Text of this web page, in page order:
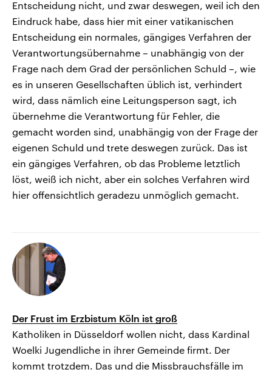
Entscheidung nicht, und zwar deswegen, weil ich den
Eindruck habe, dass hier mit einer vatikanischen
Entscheidung ein normales, gängiges Verfahren der
Verantwortungsübernahme – unabhängig von der
Frage nach dem Grad der persönlichen Schuld –, wie
es in unseren Gesellschaften üblich ist, verhindert
wird, dass nämlich eine Leitungsperson sagt, ich
übernehme die Verantwortung für Fehler, die
gemacht worden sind, unabhängig von der Frage der
eigenen Schuld und trete deswegen zurück. Das ist
ein gängiges Verfahren, ob das Probleme letztlich
löst, weiß ich nicht, aber ein solches Verfahren wird
hier offensichtlich geradezu unmöglich gemacht.
Der Frust im Erzbistum Köln ist groß
Katholiken in Düsseldorf wollen nicht, dass Kardinal
Woelki Jugendliche in ihrer Gemeinde firmt. Der
kommt trotzdem. Das und die Missbrauchsfälle im